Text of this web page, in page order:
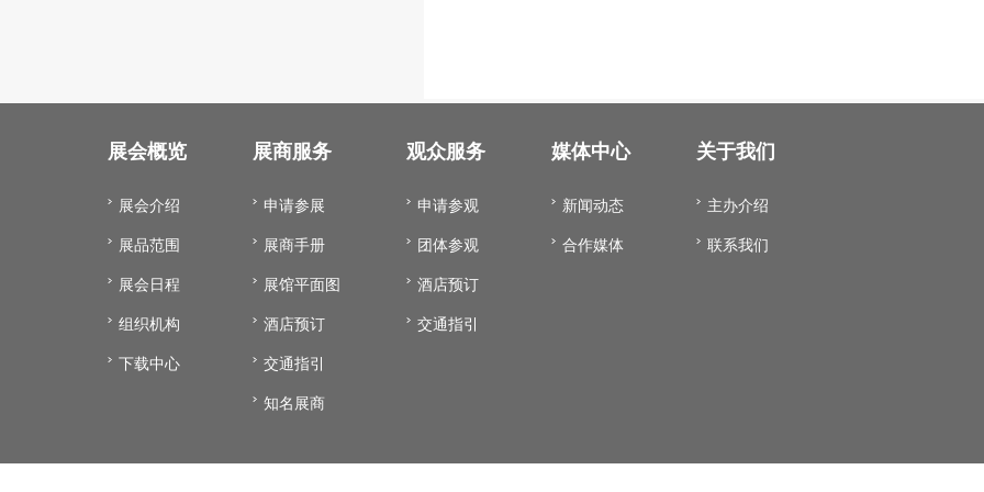
展会概览
展会介绍
展品范围
展会日程
组织机构
下载中心
展商服务
申请参展
展商手册
展馆平面图
酒店预订
交通指引
知名展商
观众服务
申请参观
团体参观
酒店预订
交通指引
媒体中心
新闻动态
合作媒体
关于我们
主办介绍
联系我们